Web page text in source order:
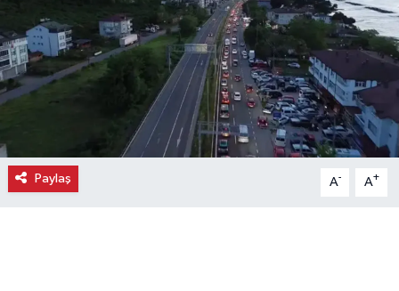
Paylaş A- A+
Gündem
İlçe Haberleri